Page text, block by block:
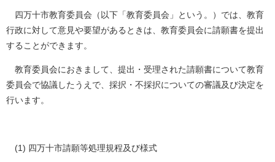
四万十市教育委員会（以下「教育委員会」という。）では、教育
行政に対して意見や要望があるときは、教育委員会に請願書を提出
することができます。
教育委員会におきまして、提出・受理された請願書について教育
委員会で協議したうえで、採択・不採択についての審議及び決定を
行います。
(1) 四万十市請願等処理規程及び様式